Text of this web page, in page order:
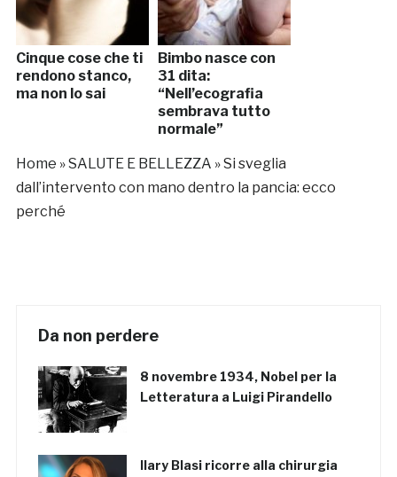
Cinque cose che ti
rendono stanco,
ma non lo sai
Bimbo nasce con
31 dita:
“Nell’ecografia
sembrava tutto
normale”
Home »SALUTE E BELLEZZA »Si sveglia
dall’intervento con mano dentro la pancia: ecco
perché
Da non perdere
8 novembre 1934, Nobel per la
Letteratura a Luigi Pirandello
Ilary Blasi ricorre alla chirurgia